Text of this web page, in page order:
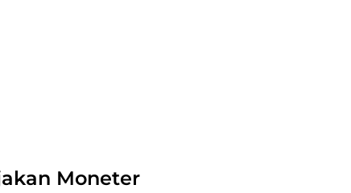
Moneter